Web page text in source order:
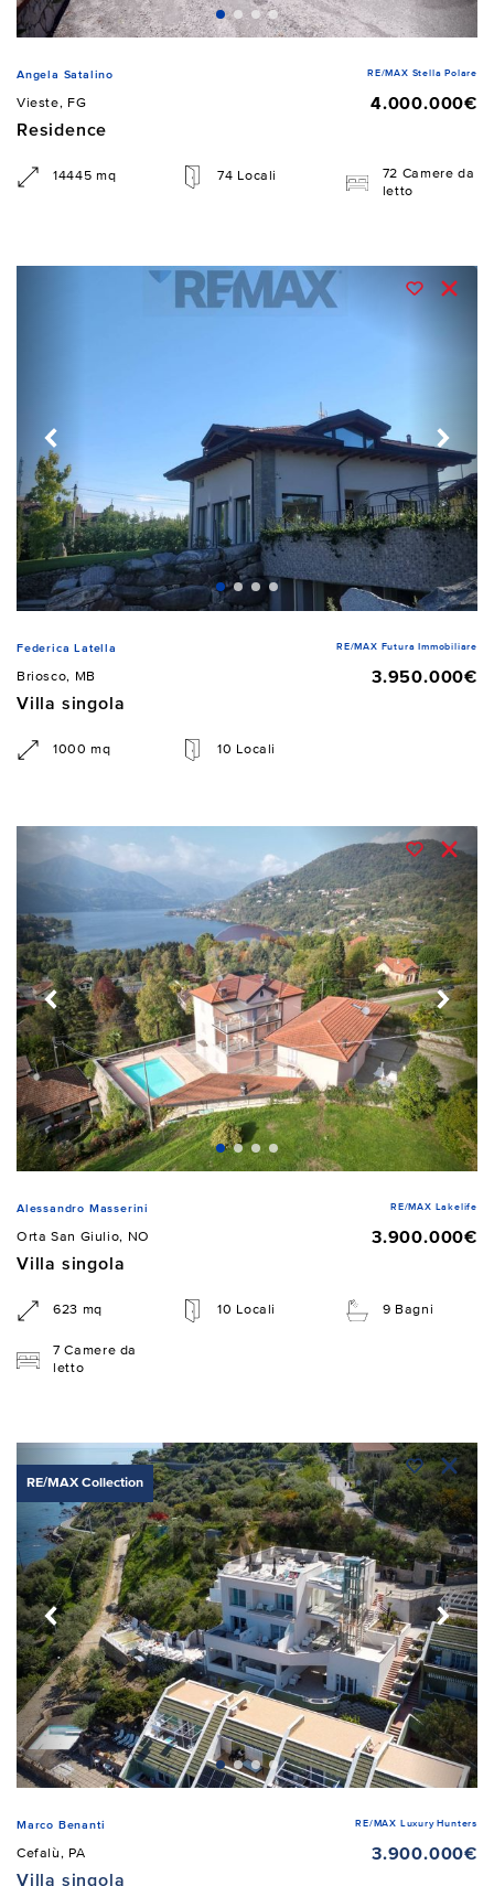
Angela Satalino RE/MAX Stella Polare
Vieste, FG
4.000.000€
Residence
14445 mq 74 Locali
72 Camere da
letto
Federica Latella RE/MAX Futura Immobiliare
Briosco, MB
3.950.000€
Villa singola
1000 mq 10 Locali
Alessandro Masserini RE/MAX Lakelife
Orta San Giulio, NO
3.900.000€
Villa singola
623 mq 10 Locali 9 Bagni
7 Camere da
letto
RE/MAX Collection
Marco Benanti RE/MAX Luxury Hunters
Cefalù, PA
3.900.000€
Villa singola